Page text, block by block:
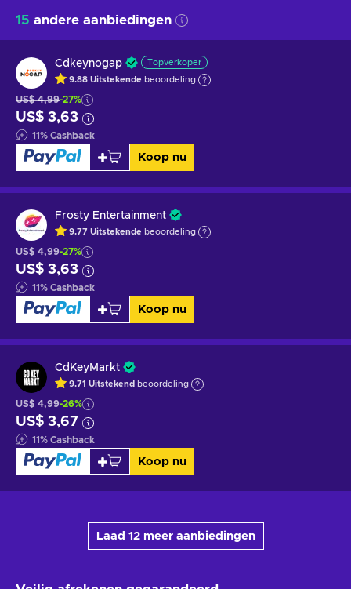
15 andere aanbiedingen
Cdkeynogap Topverkoper
9.88 Uitstekende beoordeling
US$ 4,99-27%
US$ 3,63
11% Cashback
Koop nu
Frosty Entertainment
9.77 Uitstekende beoordeling
US$ 4,99-27%
US$ 3,63
11% Cashback
Koop nu
CdKeyMarkt
9.71 Uitstekend beoordeling
US$ 4,99-26%
US$ 3,67
11% Cashback
Koop nu
Laad 12 meer aanbiedingen